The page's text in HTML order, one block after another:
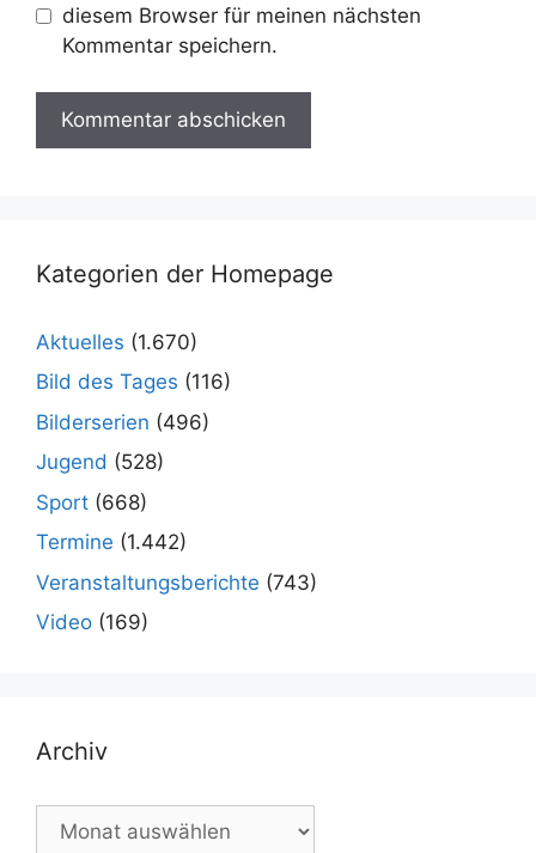
diesem Browser für meinen nächsten
Kommentar speichern.
Kategorien der Homepage
Aktuelles (1.670)
Bild des Tages (116)
Bilderserien (496)
Jugend (528)
Sport (668)
Termine (1.442)
Veranstaltungsberichte (743)
Video (169)
Archiv
Archiv